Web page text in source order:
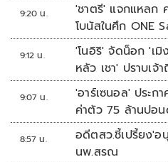
9:20 น.
'ชาตรี' แจกแหลก
โบนัสในศึก ONE
9:12 น.
'โนอิริ' จัดน็อก 'เมิ
หลัว เชา' ปราบเจ้
9:07 น.
'อาร์เซนอล' ประก
ค่าตัว 75 ล้านปอ
8:57 น.
อดีตสว.ชี้เปรี้ยง'อ
นพ.สรณ